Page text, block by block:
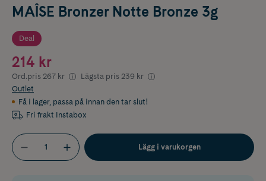
MAÎSE Bronzer Notte Bronze 3g
Deal
214 kr
Ord.pris 267 kr Lägsta pris 239 kr
Outlet
Få i lager, passa på innan den tar slut!
Fri frakt Instabox
Lägg i varukorgen